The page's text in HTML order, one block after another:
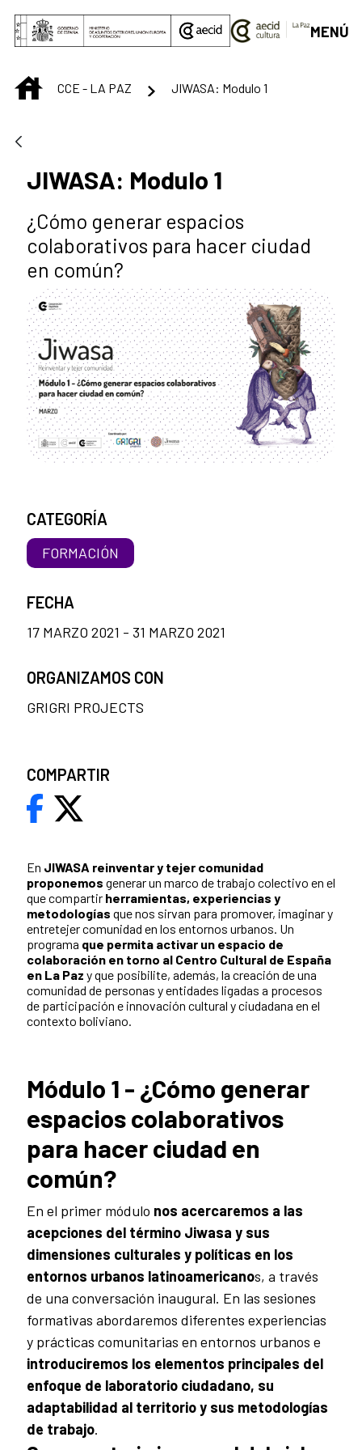
Saltar al contenido principal
MENÚ
INICIOCCE - LA PAZ JIWASA: Modulo 1
JIWASA: Modulo 1
¿Cómo generar espacios
colaborativos para hacer ciudad
en común?
En JIWASA reinventar y tejer comunidad
proponemos generar un marco de trabajo colectivo en el
que compartir herramientas, experiencias y
metodologías que nos sirvan para promover, imaginar y
entretejer comunidad en los entornos urbanos. Un
programa que permita activar un espacio de
colaboración en torno al Centro Cultural de España
en La Paz y que posibilite, además, la creación de una
comunidad de personas y entidades ligadas a procesos
de participación e innovación cultural y ciudadana en el
contexto boliviano.
Módulo 1 - ¿Cómo generar
espacios colaborativos
para hacer ciudad en
común?
En el primer módulo nos acercaremos a las
acepciones del término Jiwasa y sus
dimensiones culturales y políticas en los
entornos urbanos latinoamericanos, a través
de una conversación inaugural. En las sesiones
formativas abordaremos diferentes experiencias
y prácticas comunitarias en entornos urbanos e
introduciremos los elementos principales del
enfoque de laboratorio ciudadano, su
adaptabilidad al territorio y sus metodologías
de trabajo.
CATEGORÍA
FORMACIÓN
FECHA
17 MARZO 2021 - 31 MARZO 2021
ORGANIZAMOS CON
GRIGRI PROJECTS
COMPARTIR